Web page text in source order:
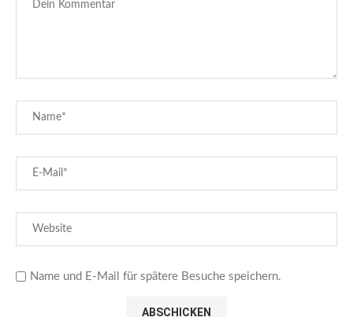
Name und E-Mail für spätere Besuche speichern.